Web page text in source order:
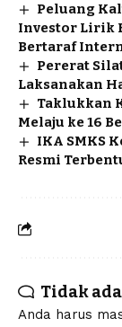
Peluang
Investor Lirik
Bertaraf
Pererat
Laksanakan
Taklukkan
Melaju ke 16
IKA SMKS
Resmi
Tidak
Anda harus